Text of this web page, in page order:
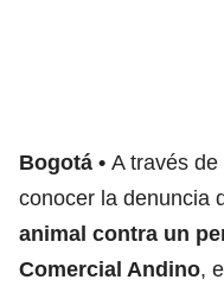
Bogotá
A través
conocer la denuncia
animal contra un
Comercial Andino,